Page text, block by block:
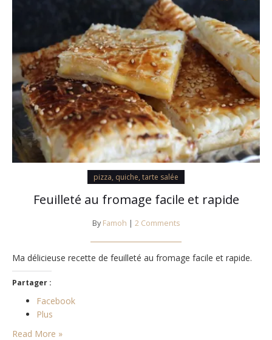
pizza, quiche, tarte salée
Feuilleté au fromage facile et rapide
By Famoh | 2 Comments
Ma délicieuse recette de feuilleté au fromage facile et rapide.
Partager :
Facebook
Plus
Read More »